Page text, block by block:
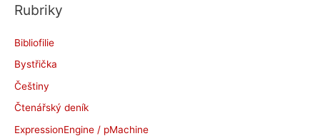
h
v
y
Rubriky
Bibliofilie
Bystřička
Češtiny
Čtenářský deník
ExpressionEngine / pMachine